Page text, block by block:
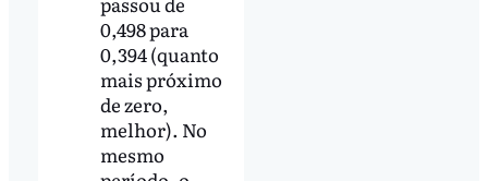
0,498 para
0,394 (quanto
mais próximo
de zero,
melhor). No
mesmo